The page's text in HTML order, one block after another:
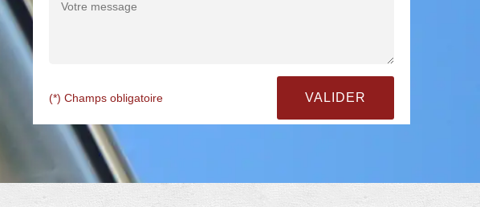
(*) Champs obligatoire